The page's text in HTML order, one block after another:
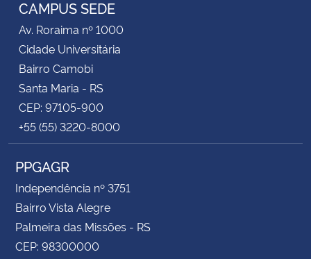
CAMPUS SEDE
Av. Roraima nº 1000
Cidade Universitária
Bairro Camobi
Santa Maria - RS
CEP: 97105-900
+55 (55) 3220-8000
PPGAGR
Independência nº 3751
Bairro Vista Alegre
Palmeira das Missões - RS
CEP: 98300000